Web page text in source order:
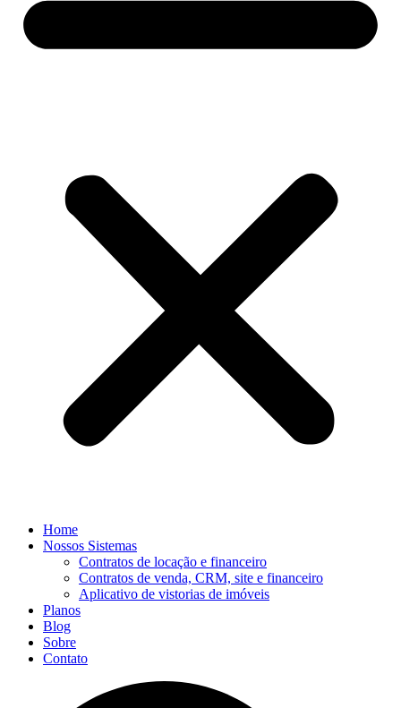
Home
Nossos Sistemas
Contratos de locação e financeiro
Contratos de venda, CRM, site e financeiro
Aplicativo de vistorias de imóveis
Planos
Blog
Sobre
Contato